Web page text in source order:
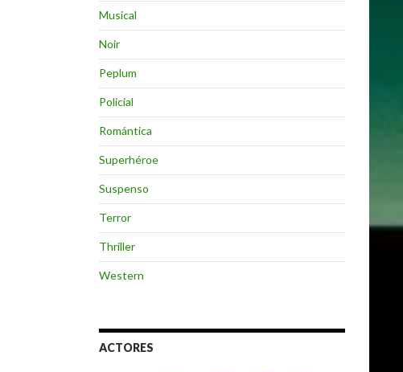
Musical
Noir
Peplum
Policial
Romántica
Superhéroe
Suspenso
Terror
Thriller
Western
ACTORES